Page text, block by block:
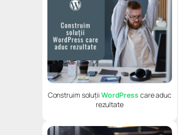
Construim soluții WordPress care aduc
rezultate